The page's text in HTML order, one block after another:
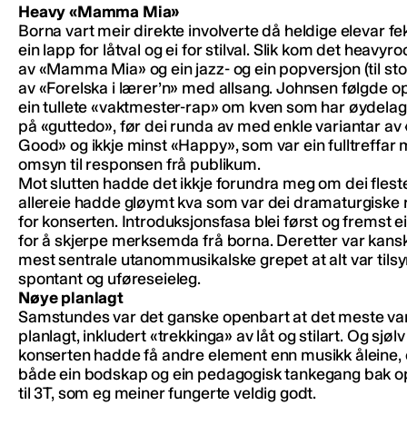
Heavy «Mamma Mia»
Borna vart meir direkte involverte då heldige elevar
ein lapp for låtval og ei for stilval. Slik kom det
av «Mamma Mia» og ein jazz- og ein popversjon (til
av «Forelska i lærer’n» med allsang. Johnsen følgde
ein tullete «vaktmester-rap» om kven som har
på «guttedo», før dei runda av med enkle variantar av
Good» og ikkje minst «Happy», som var ein fulltreffar
omsyn til responsen frå publikum.
Mot slutten hadde det ikkje forundra meg om dei
allereie hadde gløymt kva som var dei dramaturgiske
for konserten. Introduksjonsfasa blei først og fremst
for å skjerpe merksemda frå borna. Deretter var
mest sentrale utanommusikalske grepet at alt var
spontant og uføreseieleg.
Nøye planlagt
Samstundes var det ganske openbart at det meste
planlagt, inkludert «trekkinga» av låt og stilart. Og
konserten hadde få andre element enn musikk åleine,
både ein bodskap og ein pedagogisk tankegang bak
til 3T, som eg meiner fungerte veldig godt.